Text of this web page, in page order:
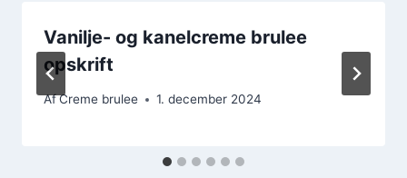
Vanilje- og kanelcreme brulee
opskrift
AfCreme brulee 1. december 2024